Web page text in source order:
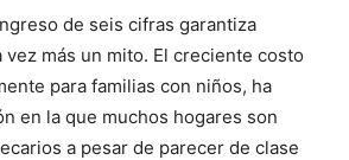
de seis cifras garantiza
vez más un mito. El creciente costo
para familias con niños, ha
en la que muchos hogares son
a pesar de parecer de clase